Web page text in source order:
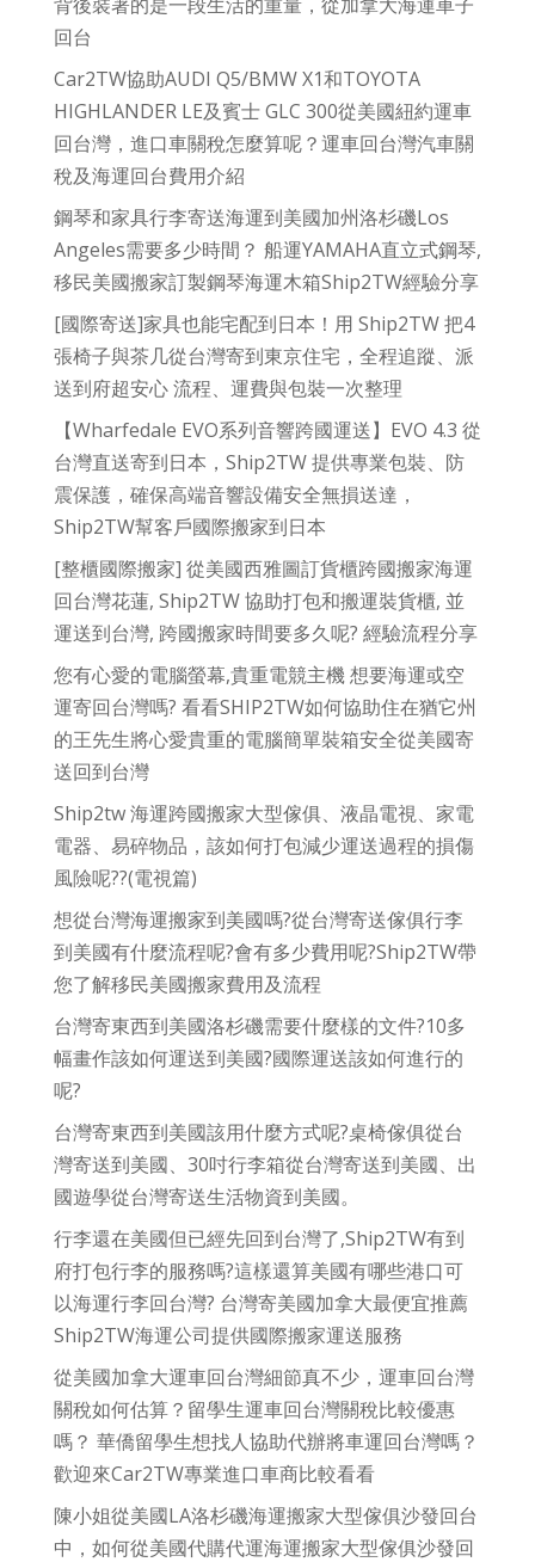
回台
Car2TW協助AUDI Q5/BMW X1和TOYOTA
HIGHLANDER LE及賓士 GLC 300從美國紐約運車
回台灣，進口車關稅怎麼算呢？運車回台灣汽車關
稅及海運回台費用介紹
鋼琴和家具行李寄送海運到美國加州洛杉磯Los
Angeles需要多少時間？ 船運YAMAHA直立式鋼琴,
移民美國搬家訂製鋼琴海運木箱Ship2TW經驗分享
[國際寄送]家具也能宅配到日本！用 Ship2TW 把4
張椅子與茶几從台灣寄到東京住宅，全程追蹤、派
送到府超安心 流程、運費與包裝一次整理
【Wharfedale EVO系列音響跨國運送】EVO 4.3 從
台灣直送寄到日本，Ship2TW 提供專業包裝、防
震保護，確保高端音響設備安全無損送達，
Ship2TW幫客戶國際搬家到日本
[整櫃國際搬家] 從美國西雅圖訂貨櫃跨國搬家海運
回台灣花蓮, Ship2TW 協助打包和搬運裝貨櫃, 並
運送到台灣, 跨國搬家時間要多久呢? 經驗流程分享
您有心愛的電腦螢幕,貴重電競主機 想要海運或空
運寄回台灣嗎? 看看SHIP2TW如何協助住在猶它州
的王先生將心愛貴重的電腦簡單裝箱安全從美國寄
送回到台灣
Ship2tw 海運跨國搬家大型傢俱、液晶電視、家電
電器、易碎物品，該如何打包減少運送過程的損傷
風險呢??(電視篇)
想從台灣海運搬家到美國嗎?從台灣寄送傢俱行李
到美國有什麼流程呢?會有多少費用呢?Ship2TW帶
您了解移民美國搬家費用及流程
台灣寄東西到美國洛杉磯需要什麼樣的文件?10多
幅畫作該如何運送到美國?國際運送該如何進行的
呢?
台灣寄東西到美國該用什麼方式呢?桌椅傢俱從台
灣寄送到美國、30吋行李箱從台灣寄送到美國、出
國遊學從台灣寄送生活物資到美國。
行李還在美國但已經先回到台灣了,Ship2TW有到
府打包行李的服務嗎?這樣還算美國有哪些港口可
以海運行李回台灣? 台灣寄美國加拿大最便宜推薦
Ship2TW海運公司提供國際搬家運送服務
從美國加拿大運車回台灣細節真不少，運車回台灣
關稅如何估算？留學生運車回台灣關稅比較優惠
嗎？ 華僑留學生想找人協助代辦將車運回台灣嗎？
歡迎來Car2TW專業進口車商比較看看
陳小姐從美國LA洛杉磯海運搬家大型傢俱沙發回台
中，如何從美國代購代運海運搬家大型傢俱沙發回